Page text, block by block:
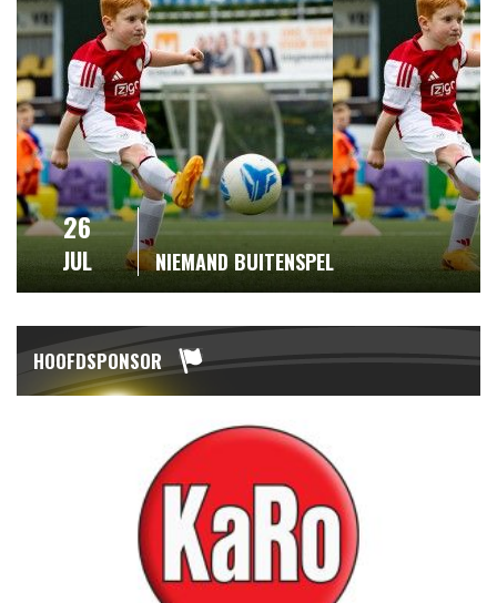
26
JUL NIEMAND BUITENSPEL
HOOFDSPONSOR